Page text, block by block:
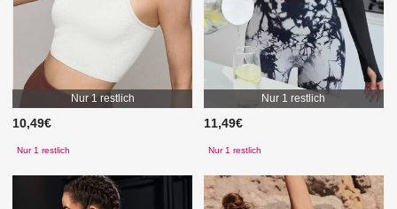
Nur 1 restlich
10,49€
Nur 1 restlich
Nur 1 restlich
11,49€
Nur 1 restlich